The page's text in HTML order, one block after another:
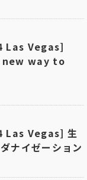
Las Vegas]
way to
Vegas] 生
ナイゼーション